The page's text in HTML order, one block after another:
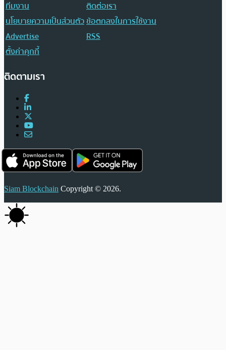
ทีมงาน
ติดต่อเรา
นโยบายความเป็นส่วนตัวข้อตกลงในการใช้งาน
Advertise
RSS
ตั้งค่าคุกกี้
ติดตามเรา
Siam Blockchain Copyright © 2026.